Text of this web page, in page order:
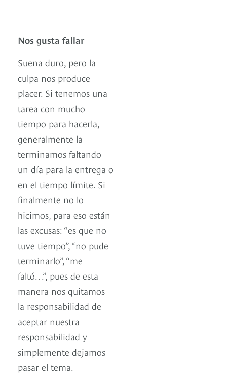
Nos gusta fallar
Suena duro, pero la
culpa nos produce
placer. Si tenemos una
tarea con mucho
tiempo para hacerla,
generalmente la
terminamos faltando
un día para la entrega o
en el tiempo límite. Si
finalmente no lo
hicimos, para eso están
las excusas: “es que no
tuve tiempo”, “no pude
terminarlo”, “me
faltó…”, pues de esta
manera nos quitamos
la responsabilidad de
aceptar nuestra
responsabilidad y
simplemente dejamos
pasar el tema.